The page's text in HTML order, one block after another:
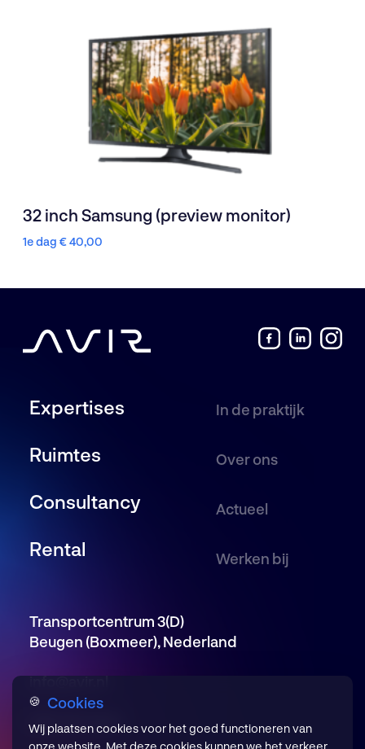
32 inch Samsung (preview monitor)
1e dag €40,00
Expertises
Ruimtes
Consultancy
Rental
In de praktijk
Over ons
Actueel
Werken bij
Transportcentrum 3(D)
Beugen (Boxmeer), Nederland
info@avir.nl
085 246 5650
🍪 Cookies
Wij plaatsen cookies voor het goed functioneren van
onze website. Met deze cookies kunnen we het verkeer